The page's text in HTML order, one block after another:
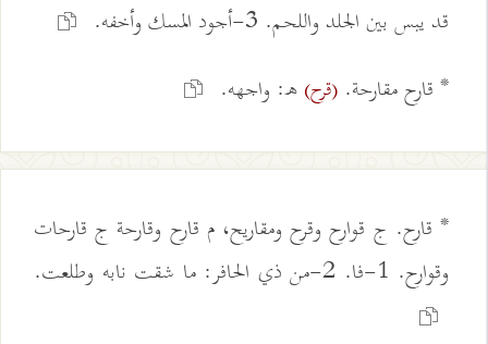
قد يبس بين الجلد واللحم. 3-أجود المسك وأخفه.
* قارح مقارحة. (قرح)ه: واجهه.
* قارح. ج قوارح وقرح ومقاريح، م قارح وقارحة ج قارحات
وقوارح. 1-فا. 2-من ذي الحافر: ما شقت نابه وطلعت.